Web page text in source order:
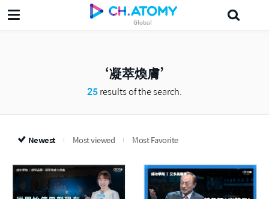
Global
凝萃煥膚
25results of the search.
Newest Most viewed Most Favorite